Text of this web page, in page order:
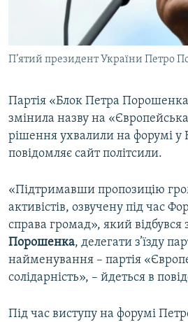
ВІДЕОУРОКИ «ELIFBE»
СВІДЧЕННЯ ОКУПАЦІЇ
УКРАЇНСЬКА ПРОБЛЕМА КРИМУ
Qırımtatar
Усі сайти RFE/RL
П’ятий президент України Петро
Партія «Блок Петра Порошенка
змінила назву на «Європейська
рішення ухвалили на форумі у
повідомляє сайт політсили.
«Підтримавши пропозицію
активістів, озвучену під час
справа громад», який відбувся
Порошенка, делегати з’їзду
найменування – партія
солідарність», – йдеться в
Під час виступу на форумі